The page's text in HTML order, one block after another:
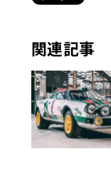
関連記事